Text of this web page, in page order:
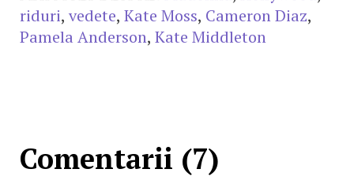
riduri, vedete, Kate Moss, Cameron Diaz,
Pamela Anderson, Kate Middleton
Comentarii (7)